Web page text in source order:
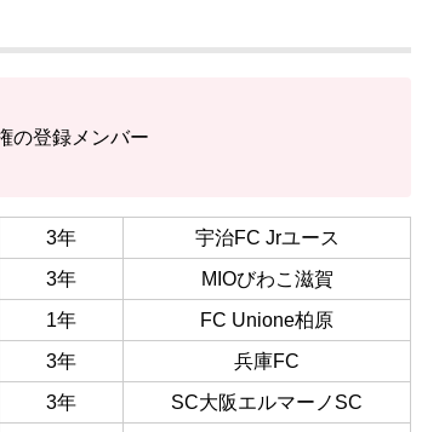
の登録メンバー
3年
宇治FC Jrユース
3年
MIOびわこ滋賀
1年
FC Unione柏原
3年
兵庫FC
3年
SC大阪エルマーノSC